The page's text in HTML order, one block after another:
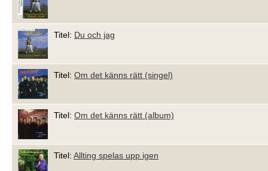
Titel: Du och jag
Titel: Om det känns rätt (singel)
Titel: Om det känns rätt (album)
Titel: Allting spelas upp igen